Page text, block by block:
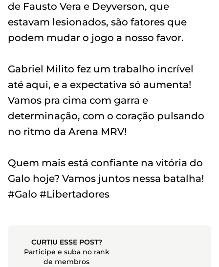
de Fausto Vera e Deyverson, que
estavam lesionados, são fatores que
podem mudar o jogo a nosso favor.
Gabriel Milito fez um trabalho incrível
até aqui, e a expectativa só aumenta!
Vamos pra cima com garra e
determinação, com o coração pulsando
no ritmo da Arena MRV!
Quem mais está confiante na vitória do
Galo hoje? Vamos juntos nessa batalha!
#Galo #Libertadores
CURTIU ESSE POST?
Participe e suba no rank
de membros